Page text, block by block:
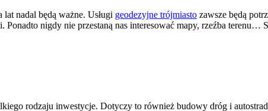
nadal będą ważne. Usługi geodezyjne trójmiasto zawsze będą
Ponadto nigdy nie przestaną nas interesować mapy, rzeźba
rodzaju inwestycje. Dotyczy to również budowy dróg i